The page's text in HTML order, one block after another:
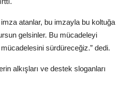
imza atanlar, bu imzayla bu koltuğa
gelsinler. Bu mücadeleyi
sürdüreceğiz.” dedi.
alkışları ve destek sloganları